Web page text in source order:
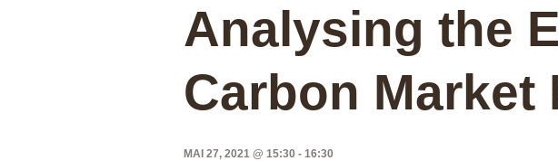
Analysing the
Carbon Market
MAI 27, 2021 @ 15:30 - 16:30